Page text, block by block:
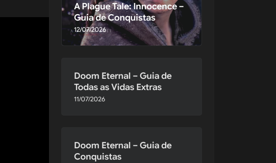
A Plague Tale: Innocence –
Guia de Conquistas
12/07/2026
Doom Eternal – Guia de
Todas as Vidas Extras
11/07/2026
Doom Eternal – Guia de
Conquistas